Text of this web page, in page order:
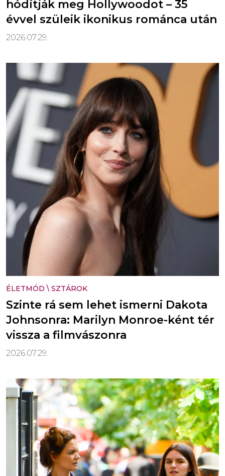
hódítják meg Hollywoodot – 35
évvel szüleik ikonikus románca után
2026.07.29.
ÉLETMÓD \ SZTÁROK
Szinte rá sem lehet ismerni Dakota
Johnsonra: Marilyn Monroe-ként tér
vissza a filmvászonra
2026.07.29.